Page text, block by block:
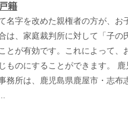
籍
名字を改めた親権者の方が、お
は、家庭裁判所に対して「子の
とが有効です。これによって、
ものにすることができます。 鹿
務所は、鹿児島県鹿屋市・志布